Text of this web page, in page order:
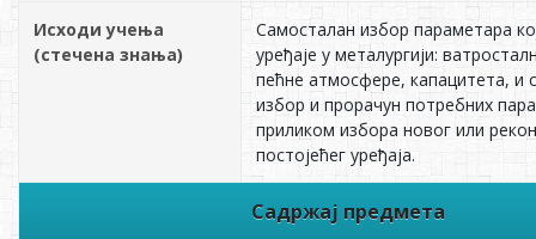
Исходи учења
(стечена знања)
Самосталан избор параметара
уређаје у металургији:
пећне атмосфере, капацитета, и
избор и прорачун потребних
приликом избора новог или
постојећег уређаја.
Садржај предмета